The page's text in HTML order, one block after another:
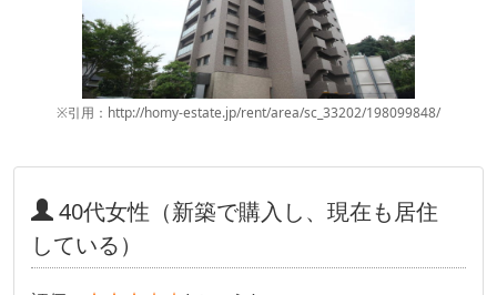
※引用：http://homy-estate.jp/rent/area/sc_33202/198099848/
40代女性（新築で購入し、現在も居住
している）